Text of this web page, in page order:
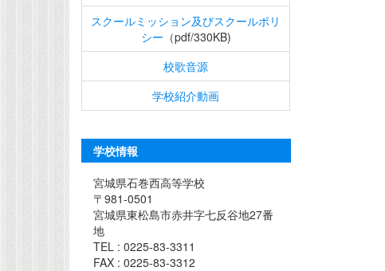
スクールミッション及びスクールポリ
シー （pdf/330KB)
校歌音源
学校紹介動画
学校情報
宮城県石巻西高等学校
〒981-0501
宮城県東松島市赤井字七反谷地27番
地
TEL : 0225-83-3311
FAX : 0225-83-3312